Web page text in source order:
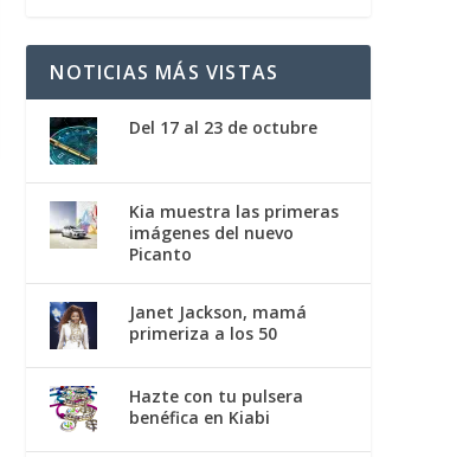
NOTICIAS MÁS VISTAS
Del 17 al 23 de octubre
Kia muestra las primeras
imágenes del nuevo
Picanto
Janet Jackson, mamá
primeriza a los 50
Hazte con tu pulsera
benéfica en Kiabi